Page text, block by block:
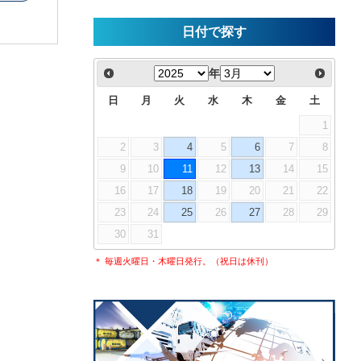
日付で探す
年
日 月 火 水 木 金 土
1
2
3 4 5 6 7
8
9
10 11 12 13 14
15
16
17 18 19 20 21
22
23
24 25 26 27 28
29
30
31
＊ 毎週火曜日・木曜日発行。（祝日は休刊）